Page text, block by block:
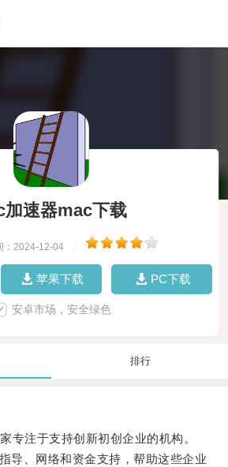
加速器mac下载
：2024-12-04
苹果下载 PC下载
安卓市场，安全绿色
排行
注于支持创新初创企业的机构。
、网络和资金支持，帮助这些企业